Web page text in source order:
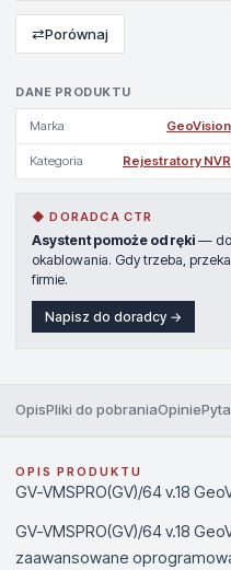
DANE PRODUKTU
Marka GeoVision
Kategoria Rejestratory NVR
◆ DORADCA CTR
Asystent pomoże od ręki —
okablowania. Gdy trzeba,
firmie.
Napisz do doradcy →
⇄Porównaj
OpisPliki do pobraniaOpinie
OPIS PRODUKTU
GV-VMSPRO(GV)/64 v.18
GV-VMSPRO(GV)/64 v.18
zaawansowane